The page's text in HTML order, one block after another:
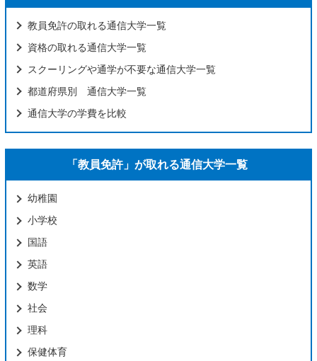
教員免許の取れる通信大学一覧
資格の取れる通信大学一覧
スクーリングや通学が不要な通信大学一覧
都道府県別 通信大学一覧
通信大学の学費を比較
「教員免許」が取れる通信大学一覧
幼稚園
小学校
国語
英語
数学
社会
理科
保健体育